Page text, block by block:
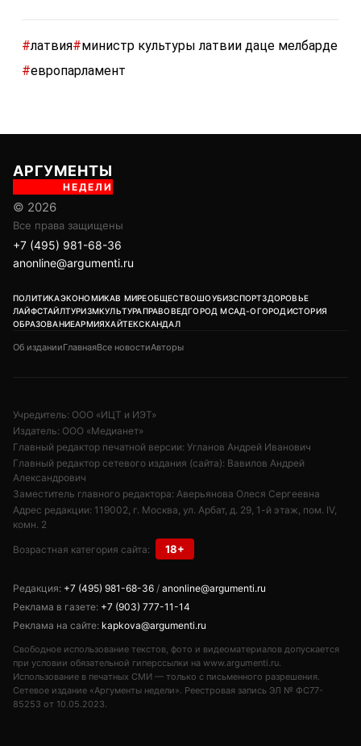
#латвия#министр культуры латвии даце мелбарде
#европарламент
АРГУМЕНТЫ
НЕДЕЛИ
© 2026
Все права защищены
+7 (495) 981-68-36
anonline@argumenti.ru
ПОЛИТИКАЭКОНОМИКАВ МИРЕОБЩЕСТВОШОУБИЗСПОРТЗДОРОВЬЕ
ЛАЙФСТАЙЛТУРИЗМКУЛЬТУРАПРАВОВЕДГОРОД МСАД-ОГОРОДИСТОРИЯ
ОБРАЗОВАНИЕАРМИЯХАЙТЕКСКАНДАЛ
Об изданииГлавнаяВсе новостиАвторы
Учредитель: ООО «ИЦТ и ИЭТ»
Издатель: ООО «Медианет»
Главный редактор печатной версии: Угланов Андрей Иванович
Главный редактор сетевого издания (сайта): Вавилов Андрей
Александрович
Заместитель главного редактора: Аверьянова Олеся Сергеевна
Адрес редакции: 119002, г. Москва, ул. Арбат, д. 29, 1-й этаж, пом. IV,
комн. 2
Возрастная категория сайта: 18+
Редакция: +7 (495) 981-68-36 / anonline@argumenti.ru
Реклама в газете: +7 (903) 777-11-14
Реклама на сайте: kapkova@argumenti.ru
Свободное использование текстов, фото и видеоматериалов допускается
при условии обязательной гиперссылки на www.argumenti.ru.
Использование в печатных СМИ — только с письменного разрешения.
Сетевое издание «Аргументы недели». Реестровая запись ЭЛ № ФС77-
85253 от 10.05.2023.